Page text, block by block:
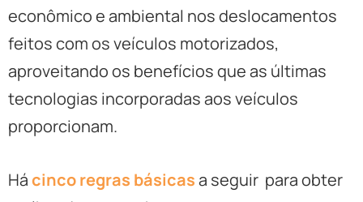
econômico e ambiental nos deslocamentos
feitos com os veículos motorizados,
aproveitando os benefícios que as últimas
tecnologias incorporadas aos veículos
proporcionam.
Hácinco regras básicasa seguir para obter